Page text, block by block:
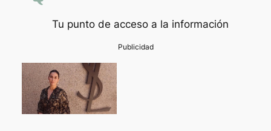
Tu punto de acceso a la información